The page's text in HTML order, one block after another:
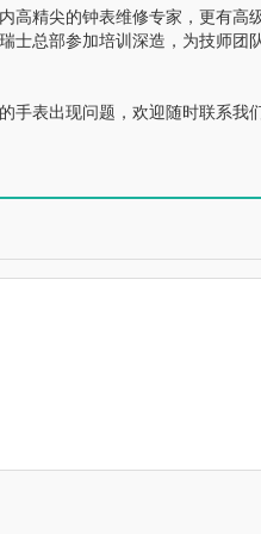
精尖的钟表维修专家，更有高
士总部参加培训深造，为技师
表出现问题，欢迎随时联系我们